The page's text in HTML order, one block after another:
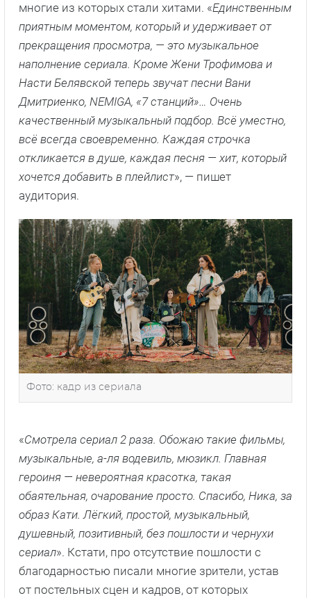
многие из которых стали хитами. «Единственным
приятным моментом, который и удерживает от
прекращения просмотра, — это музыкальное
наполнение сериала. Кроме Жени Трофимова и
Насти Белявской теперь звучат песни Вани
Дмитриенко, NEMIGA, «7 станций»… Очень
качественный музыкальный подбор. Всё уместно,
всё всегда своевременно. Каждая строчка
откликается в душе, каждая песня — хит, который
хочется добавить в плейлист», — пишет
аудитория.
Фото: кадр из сериала
«Смотрела сериал 2 раза. Обожаю такие фильмы,
музыкальные, а-ля водевиль, мюзикл. Главная
героиня — невероятная красотка, такая
обаятельная, очарование просто. Спасибо, Ника, за
образ Кати. Лёгкий, простой, музыкальный,
душевный, позитивный, без пошлости и чернухи
сериал». Кстати, про отсутствие пошлости с
благодарностью писали многие зрители, устав
от постельных сцен и кадров, от которых